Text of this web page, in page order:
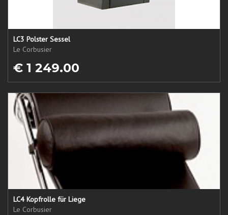
LC3 Polster Sessel
Le Corbusier
€ 1 249.00
LC4 Kopfrolle für Liege
Le Corbusier